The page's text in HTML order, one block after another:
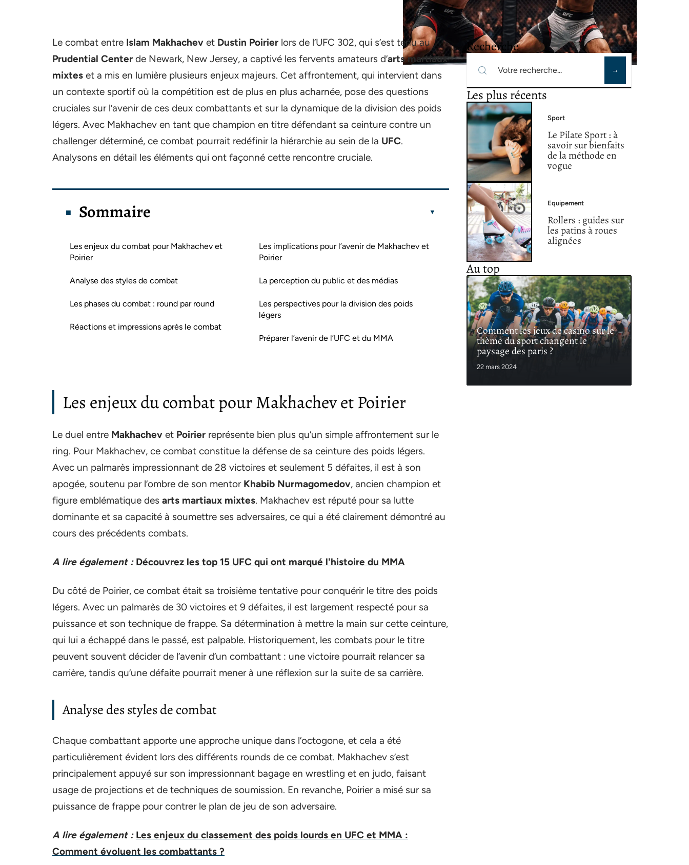
Le combat entre Islam Makhachev et Dustin Poirier lors de l’UFC 302, qui s’est tenu au
Prudential Center de Newark, New Jersey, a captivé les fervents amateurs d’arts martiaux
mixtes et a mis en lumière plusieurs enjeux majeurs. Cet affrontement, qui intervient dans
un contexte sportif où la compétition est de plus en plus acharnée, pose des questions
cruciales sur l’avenir de ces deux combattants et sur la dynamique de la division des poids
légers. Avec Makhachev en tant que champion en titre défendant sa ceinture contre un
challenger déterminé, ce combat pourrait redéfinir la hiérarchie au sein de la UFC.
Analysons en détail les éléments qui ont façonné cette rencontre cruciale.
Sommaire
Les enjeux du combat pour Makhachev et
Poirier
Analyse des styles de combat
Les phases du combat : round par round
Réactions et impressions après le combat
Les implications pour l’avenir de Makhachev et
Poirier
La perception du public et des médias
Les perspectives pour la division des poids
légers
Préparer l’avenir de l’UFC et du MMA
Les enjeux du combat pour Makhachev et Poirier
Le duel entre Makhachev et Poirier représente bien plus qu’un simple affrontement sur le
ring. Pour Makhachev, ce combat constitue la défense de sa ceinture des poids légers.
Avec un palmarès impressionnant de 28 victoires et seulement 5 défaites, il est à son
apogée, soutenu par l’ombre de son mentor Khabib Nurmagomedov, ancien champion et
figure emblématique des arts martiaux mixtes. Makhachev est réputé pour sa lutte
dominante et sa capacité à soumettre ses adversaires, ce qui a été clairement démontré au
cours des précédents combats.
A lire également : Découvrez les top 15 UFC qui ont marqué l'histoire du MMA
Du côté de Poirier, ce combat était sa troisième tentative pour conquérir le titre des poids
légers. Avec un palmarès de 30 victoires et 9 défaites, il est largement respecté pour sa
puissance et son technique de frappe. Sa détermination à mettre la main sur cette ceinture,
qui lui a échappé dans le passé, est palpable. Historiquement, les combats pour le titre
peuvent souvent décider de l’avenir d’un combattant : une victoire pourrait relancer sa
carrière, tandis qu’une défaite pourrait mener à une réflexion sur la suite de sa carrière.
Analyse des styles de combat
Chaque combattant apporte une approche unique dans l’octogone, et cela a été
particulièrement évident lors des différents rounds de ce combat. Makhachev s’est
principalement appuyé sur son impressionnant bagage en wrestling et en judo, faisant
usage de projections et de techniques de soumission. En revanche, Poirier a misé sur sa
puissance de frappe pour contrer le plan de jeu de son adversaire.
A lire également : Les enjeux du classement des poids lourds en UFC et MMA :
Comment évoluent les combattants ?
Recherche
Les plus récents
Sport
Le Pilate Sport : à
savoir sur bienfaits
de la méthode en
vogue
Equipement
Rollers : guides sur
les patins à roues
alignées
Au top
Comment les jeux de casino sur le
thème du sport changent le
paysage des paris ?
22 mars 2024